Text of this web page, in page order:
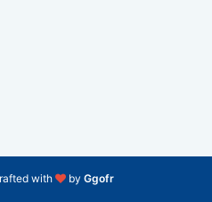
with by Ggofr